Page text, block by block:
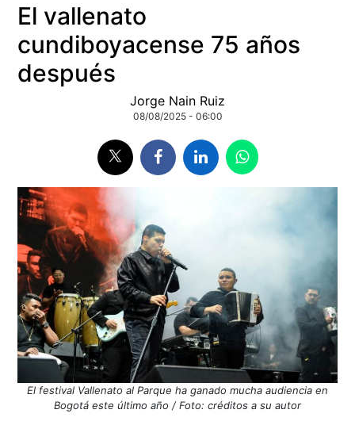
El vallenato
cundiboyacense 75 años
después
Jorge Nain Ruiz
08/08/2025 - 06:00
El festival Vallenato al Parque ha ganado mucha audiencia en
Bogotá este último año / Foto: créditos a su autor